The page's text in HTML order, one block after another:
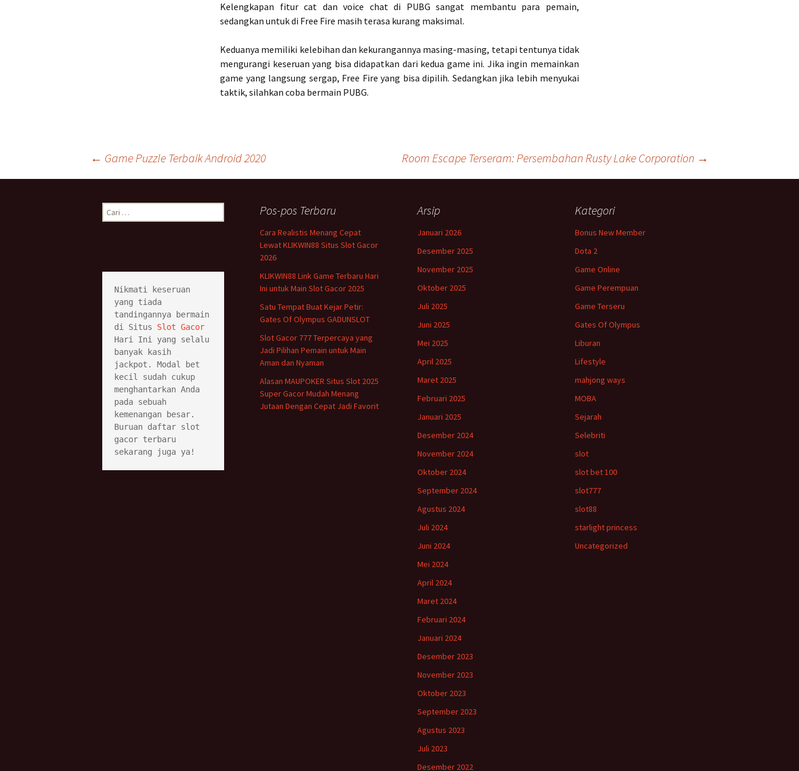
Kelengkapan fitur cat dan voice chat di PUBG sangat membantu para pemain,
sedangkan untuk di Free Fire masih terasa kurang maksimal.
Keduanya memiliki kelebihan dan kekurangannya masing-masing, tetapi tentunya tidak
mengurangi keseruan yang bisa didapatkan dari kedua game ini. Jika ingin memainkan
game yang langsung sergap, Free Fire yang bisa dipilih. Sedangkan jika lebih menyukai
taktik, silahkan coba bermain PUBG.
Navigasi
← Game Puzzle Terbaik Android 2020 Room Escape Terseram: Persembahan Rusty Lake Corporation →
Cari
untuk:
Pos-pos Terbaru
Cara Realistis Menang Cepat
Lewat KLIKWIN88 Situs Slot Gacor
2026
KLIKWIN88 Link Game Terbaru Hari
Ini untuk Main Slot Gacor 2025
Satu Tempat Buat Kejar Petir:
Gates Of Olympus GADUNSLOT
Slot Gacor 777 Terpercaya yang
Jadi Pilihan Pemain untuk Main
Aman dan Nyaman
Alasan MAUPOKER Situs Slot 2025
Super Gacor Mudah Menang
Jutaan Dengan Cepat Jadi Favorit
Arsip
Januari 2026
Desember 2025
November 2025
Oktober 2025
Juli 2025
Juni 2025
Mei 2025
April 2025
Maret 2025
Februari 2025
Januari 2025
Desember 2024
November 2024
Oktober 2024
September 2024
Agustus 2024
Juli 2024
Juni 2024
Mei 2024
April 2024
Maret 2024
Februari 2024
Januari 2024
Desember 2023
November 2023
Oktober 2023
September 2023
Agustus 2023
Juli 2023
Desember 2022
Kategori
Bonus New Member
Dota 2
Game Online
Game Perempuan
Game Terseru
Gates Of Olympus
Liburan
Lifestyle
mahjong ways
MOBA
Sejarah
Selebriti
slot
slot bet 100
slot777
slot88
starlight princess
Uncategorized
Nikmati keseruan
yang tiada
tandingannya bermain
di Situs Slot Gacor
Hari Ini yang selalu
banyak kasih
jackpot. Modal bet
kecil sudah cukup
menghantarkan Anda
pada sebuah
kemenangan besar.
Buruan daftar slot
gacor terbaru
sekarang juga ya!